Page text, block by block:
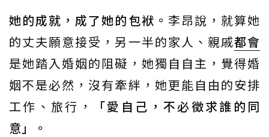
她的成就，成了她的包袱。 李昂說，就算她
的丈夫願意接受，另一半的家人、親戚都會
是她踏入婚姻的阻礙，她獨自自主，覺得婚
姻不是必然，沒有牽絆，她更能自由的安排
工作、旅行，
「愛自己，不必徵求誰的同
意」。